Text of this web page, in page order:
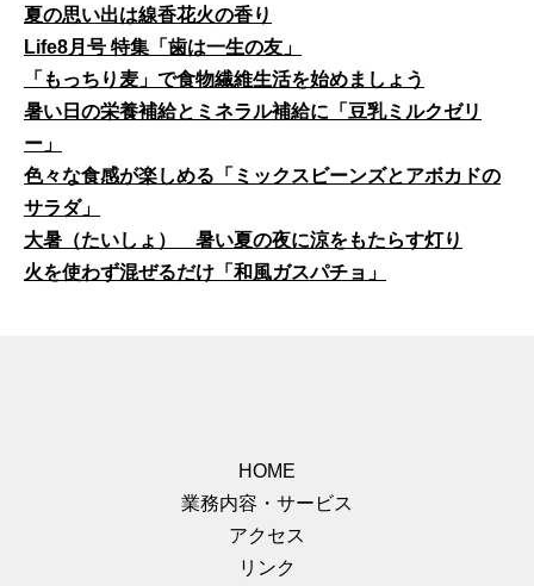
夏の思い出は線香花火の香り
Life8月号 特集「歯は一生の友」
「もっちり麦」で食物繊維生活を始めましょう
暑い日の栄養補給とミネラル補給に「豆乳ミルクゼリ
ー」
色々な食感が楽しめる「ミックスビーンズとアボカドの
サラダ」
大暑（たいしょ） 暑い夏の夜に涼をもたらす灯り
火を使わず混ぜるだけ「和風ガスパチョ」
HOME
業務内容・サービス
アクセス
リンク